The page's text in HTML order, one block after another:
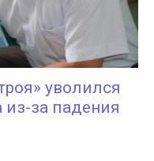
уволился
из-за падения